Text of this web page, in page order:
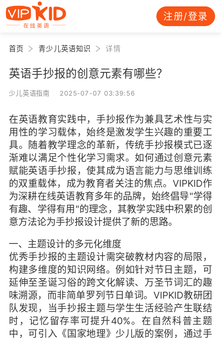
注册/登录
首页 青少儿英语知识 详情
英语手抄报的创意元素有哪些？
少儿英语指南 2025-07-07 03:39:56
在英语教育实践中，手抄报作为兼具艺术性与实
用性的学习载体，始终是激发学生兴趣的重要工
具。随着教学理念的革新，传统手抄报模式已逐
渐难以满足个性化学习需求。如何通过创意元素
赋能英语手抄报，使其成为语言能力与思维训练
的双重载体，成为教育者关注的焦点。VIPKID作
为深耕在线英语教育多年的品牌，始终倡导"学得
有趣、学得有用"的理念，其教学实践中积累的创
意方法论为手抄报设计提供了新的思路。
一、主题设计的多元化维度
优秀手抄报的主题设计需突破教材内容的局限，
构建多维度的知识网络。例如针对节日主题，可
延伸至圣诞习俗的跨文化解读、万圣节词汇的趣
味溯源，而非简单罗列节日单词。VIPKID教研团
队发现，当手抄报主题与学生生活经验产生联结
时，记忆留存率可提升40%。在自然科普主题
中，可引入《国家地理》少儿版的案例，通过手